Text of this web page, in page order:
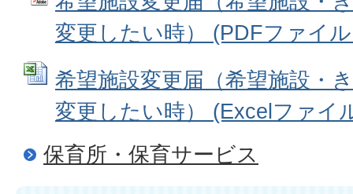
変更したい時） (PDFファイ
希望施設変更届（希望施設・
変更したい時） (Excelファイ
保育所・保育サービス